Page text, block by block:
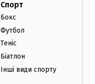
Спорт
Бокс
Футбол
Теніс
Біатлон
Інші види спорту